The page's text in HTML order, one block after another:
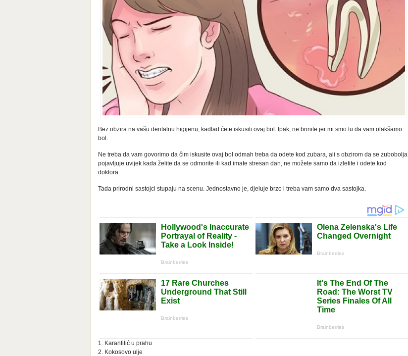
Bez obzira na vašu dentalnu higijenu, kadtad ćete iskusiti ovaj bol. Ipak, ne brinite jer mi smo tu da vam olakšamo
bol.
Ne treba da vam govorimo da čim iskusite ovaj bol odmah treba da odete kod zubara, ali s obzirom da se zubobolja
pojavljuje uvijek kada želite da se odmorite ili kad imate stresan dan, ne možete samo da izletite i odete kod
doktora.
Tada prirodni sastojci stupaju na scenu. Jednostavno je, djeluje brzo i treba vam samo dva sastojka.
1. Karanfilić u prahu
2. Kokosovo ulje